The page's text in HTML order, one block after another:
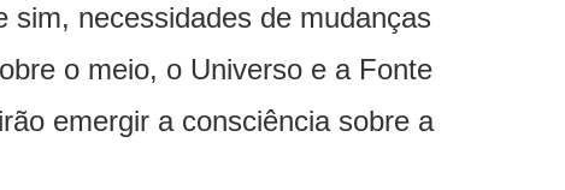
sim, necessidades de mudanças
o meio, o Universo e a Fonte
emergir a consciência sobre a